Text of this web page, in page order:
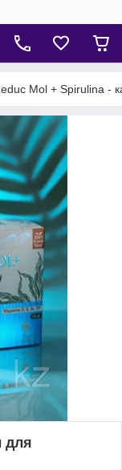
Mol + Spirulina -
для